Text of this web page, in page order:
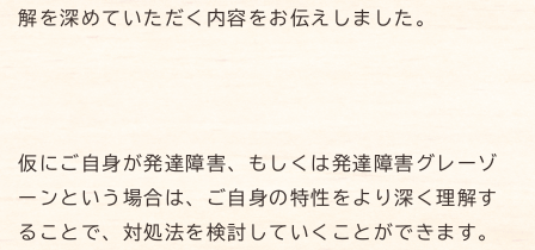
解を深めていただく内容をお伝えしました。
仮にご自身が発達障害、もしくは発達障害グレーゾ
ーンという場合は、ご自身の特性をより深く理解す
ることで、対処法を検討していくことができます。